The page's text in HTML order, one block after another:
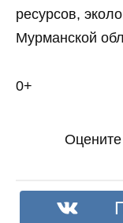
ресурсов,
Мурманской
0+